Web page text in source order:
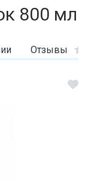
800 мл
Отзывы